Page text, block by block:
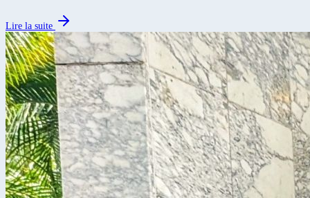
Lire la suite